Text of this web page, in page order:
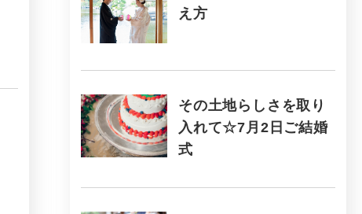
え方
その土地らしさを取り
入れて☆7月2日ご結婚
式